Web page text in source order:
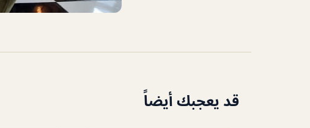
قد يعجبك أيضاً